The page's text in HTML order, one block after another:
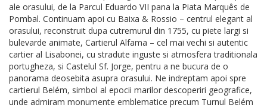
ale orasului, de la Parcul Eduardo VII pana la Piata Marquês de
Pombal. Continuam apoi cu Baixa & Rossio – centrul elegant al
orasului, reconstruit dupa cutremurul din 1755, cu piete largi si
bulevarde animate, Cartierul Alfama – cel mai vechi si autentic
cartier al Lisabonei, cu stradute inguste si atmosfera traditionala
portugheza, si Castelul Sf. Jorge, pentru a ne bucura de o
panorama deosebita asupra orasului. Ne indreptam apoi spre
cartierul Belém, simbol al epocii marilor descoperiri geografice,
unde admiram monumente emblematice precum Turnul Belém